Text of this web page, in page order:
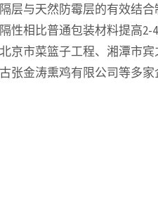
与天然防霉层的有效结合
性相比普通包装材料提高
京市菜篮子工程、湘潭市
张金涛熏鸡有限公司等多